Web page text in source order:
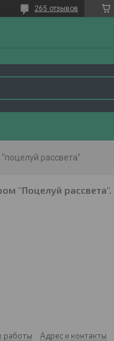
265 отзывов
рассвета".
"Поцелуй рассвета".
работы Адрес и контакты